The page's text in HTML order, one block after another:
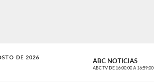
DE 2026
ABC NOTICIAS
ABC TV DE 16:00:00 A 16:59:00